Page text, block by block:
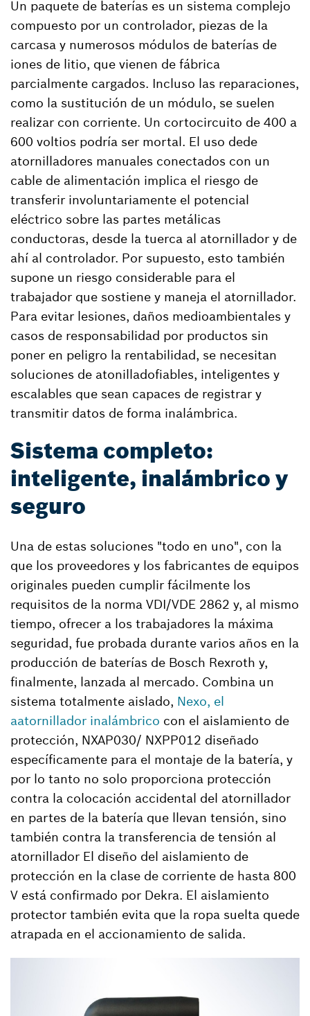
Un paquete de baterías es un sistema complejo
compuesto por un controlador, piezas de la
carcasa y numerosos módulos de baterías de
iones de litio, que vienen de fábrica
parcialmente cargados. Incluso las reparaciones,
como la sustitución de un módulo, se suelen
realizar con corriente. Un cortocircuito de 400 a
600 voltios podría ser mortal. El uso dede
atornilladores manuales conectados con un
cable de alimentación implica el riesgo de
transferir involuntariamente el potencial
eléctrico sobre las partes metálicas
conductoras, desde la tuerca al atornillador y de
ahí al controlador. Por supuesto, esto también
supone un riesgo considerable para el
trabajador que sostiene y maneja el atornillador.
Para evitar lesiones, daños medioambientales y
casos de responsabilidad por productos sin
poner en peligro la rentabilidad, se necesitan
soluciones de atonilladofiables, inteligentes y
escalables que sean capaces de registrar y
transmitir datos de forma inalámbrica.
Sistema completo:
inteligente, inalámbrico y
seguro
Una de estas soluciones "todo en uno", con la
que los proveedores y los fabricantes de equipos
originales pueden cumplir fácilmente los
requisitos de la norma VDI/VDE 2862 y, al mismo
tiempo, ofrecer a los trabajadores la máxima
seguridad, fue probada durante varios años en la
producción de baterías de Bosch Rexroth y,
finalmente, lanzada al mercado. Combina un
sistema totalmente aislado, Nexo, el
aatornillador inalámbrico con el aislamiento de
protección, NXAP030/ NXPP012 diseñado
específicamente para el montaje de la batería, y
por lo tanto no solo proporciona protección
contra la colocación accidental del atornillador
en partes de la batería que llevan tensión, sino
también contra la transferencia de tensión al
atornillador El diseño del aislamiento de
protección en la clase de corriente de hasta 800
V está confirmado por Dekra. El aislamiento
protector también evita que la ropa suelta quede
atrapada en el accionamiento de salida.